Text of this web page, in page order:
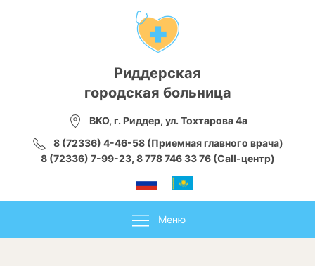
Риддерская
городская больница
ВКО, г. Риддер, ул. Тохтарова 4а
8 (72336) 4-46-58 (Приемная главного врача)
8 (72336) 7-99-23, 8 778 746 33 76 (Call-центр)
Меню